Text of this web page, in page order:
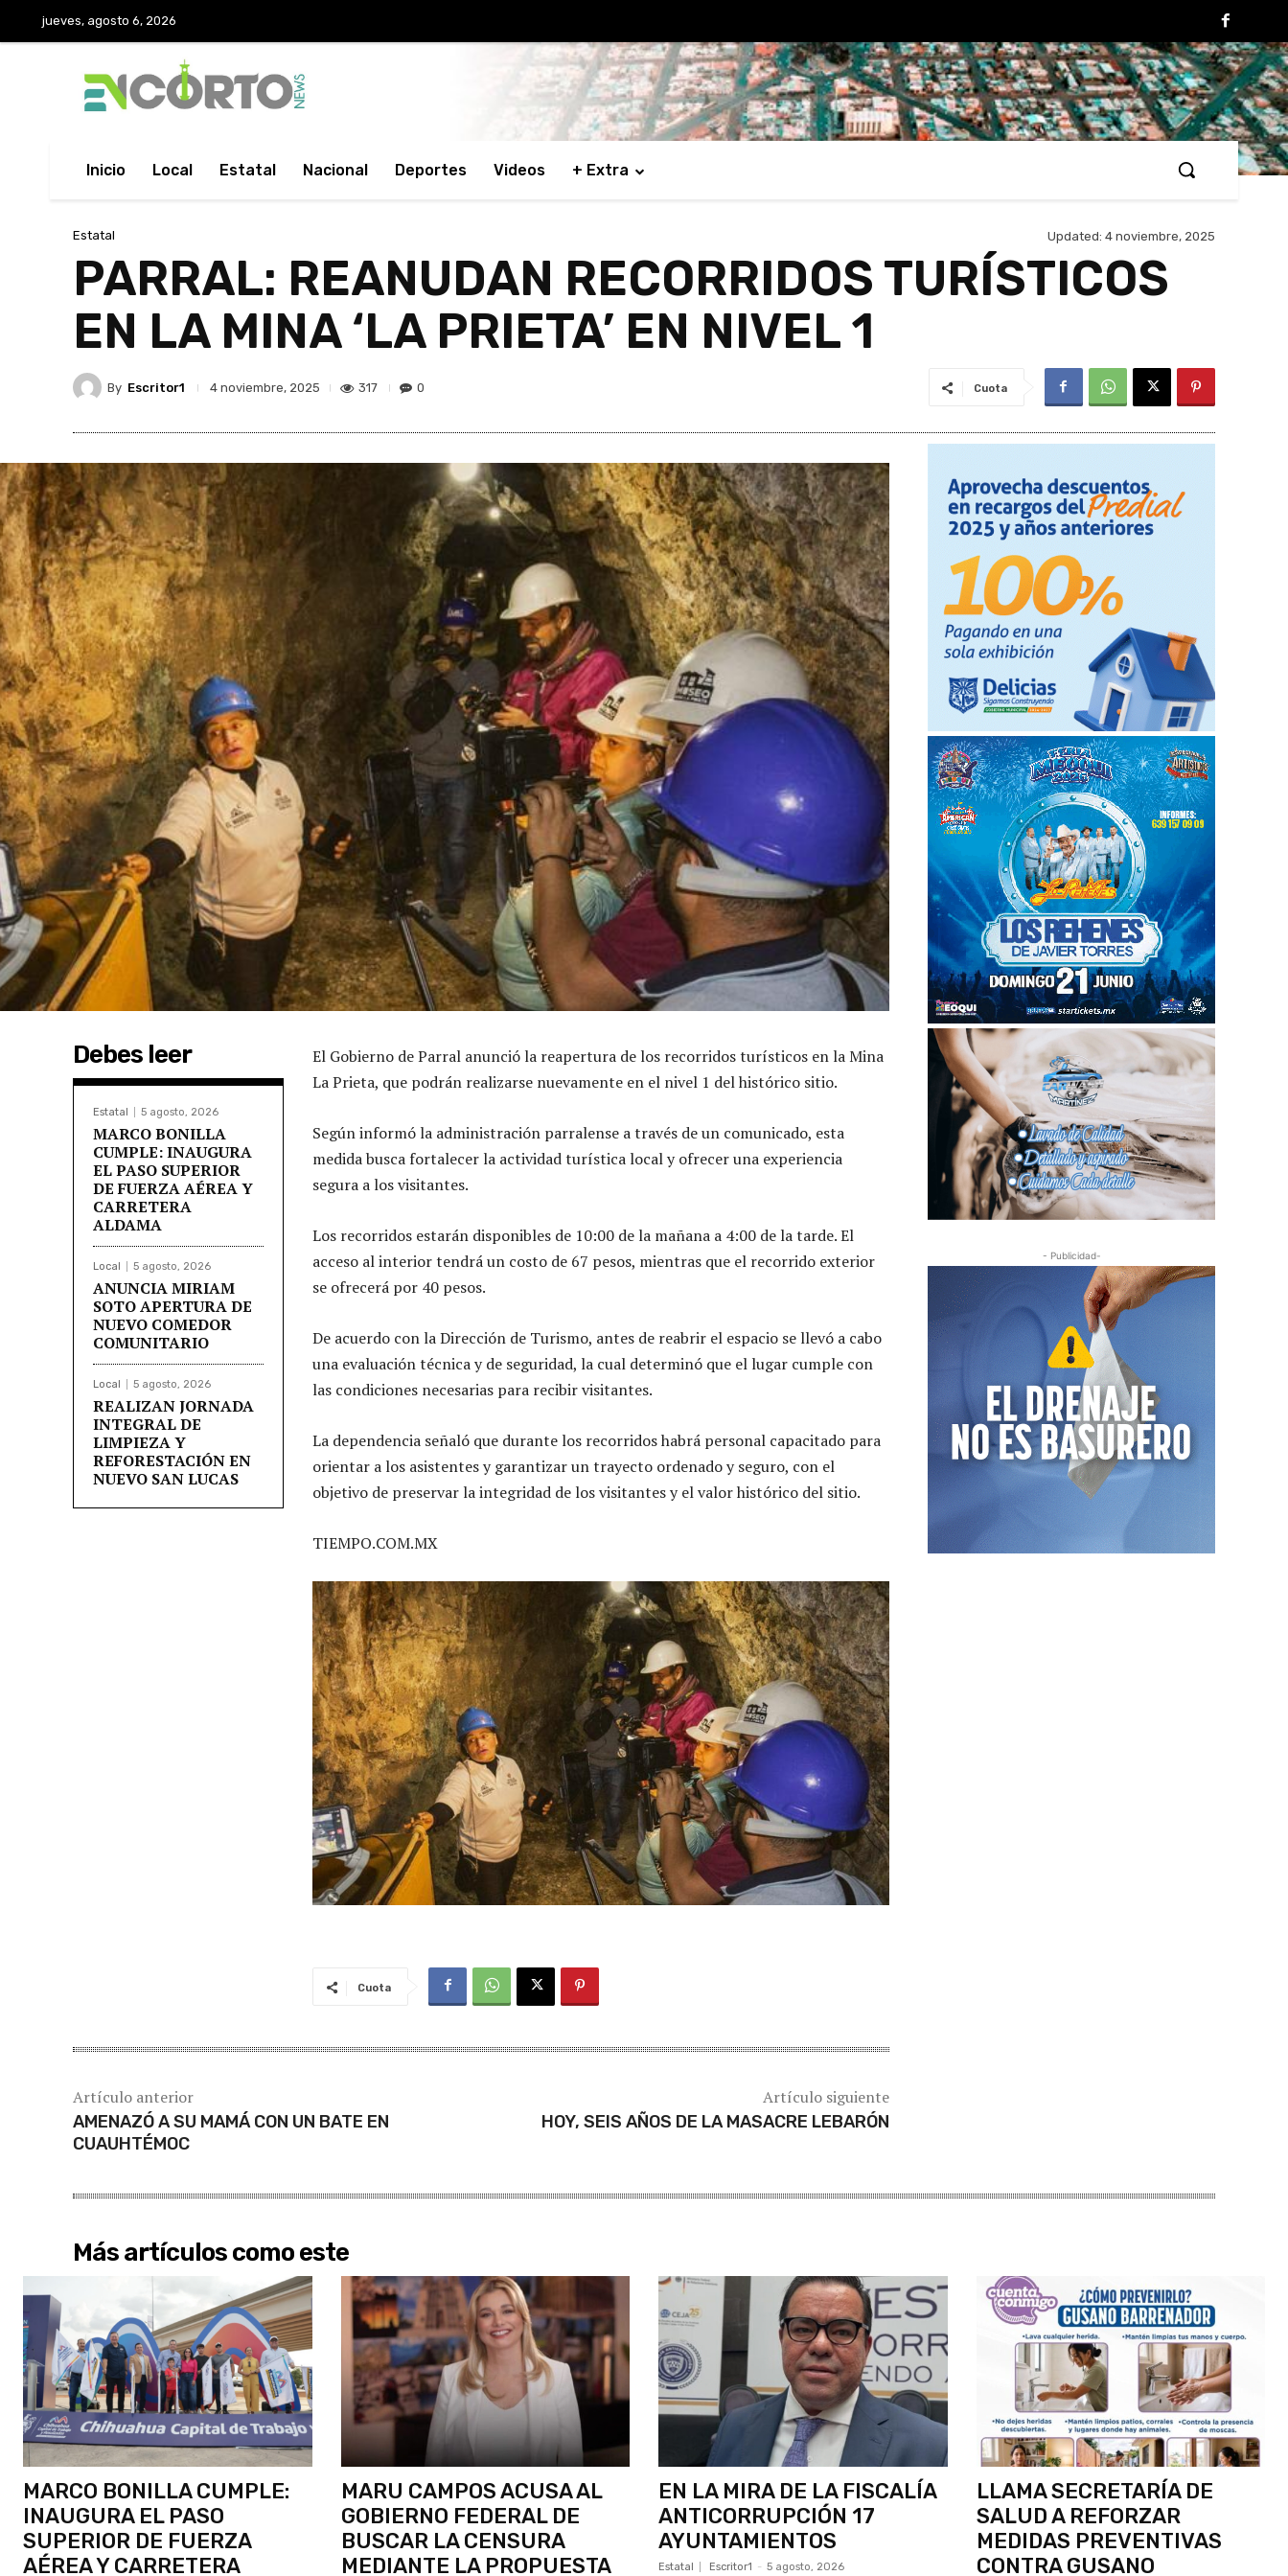
jueves, agosto 6, 2026
Inicio Local Estatal Nacional Deportes Videos + Extra
Estatal Updated: 4 noviembre, 2025
PARRAL: REANUDAN RECORRIDOS TURÍSTICOS
EN LA MINA ‘LA PRIETA’ EN NIVEL 1
By Escritor1 4 noviembre, 2025 317 0 Cuota
Debes leer
Estatal 5 agosto, 2026
MARCO BONILLA
CUMPLE: INAUGURA
EL PASO SUPERIOR
DE FUERZA AÉREA Y
CARRETERA
ALDAMA
Local 5 agosto, 2026
ANUNCIA MIRIAM
SOTO APERTURA DE
NUEVO COMEDOR
COMUNITARIO
Local 5 agosto, 2026
REALIZAN JORNADA
INTEGRAL DE
LIMPIEZA Y
REFORESTACIÓN EN
NUEVO SAN LUCAS
El Gobierno de Parral anunció la reapertura de los recorridos turísticos en la Mina
La Prieta, que podrán realizarse nuevamente en el nivel 1 del histórico sitio.
Según informó la administración parralense a través de un comunicado, esta
medida busca fortalecer la actividad turística local y ofrecer una experiencia
segura a los visitantes.
Los recorridos estarán disponibles de 10:00 de la mañana a 4:00 de la tarde. El
acceso al interior tendrá un costo de 67 pesos, mientras que el recorrido exterior
se ofrecerá por 40 pesos.
De acuerdo con la Dirección de Turismo, antes de reabrir el espacio se llevó a cabo
una evaluación técnica y de seguridad, la cual determinó que el lugar cumple con
las condiciones necesarias para recibir visitantes.
La dependencia señaló que durante los recorridos habrá personal capacitado para
orientar a los asistentes y garantizar un trayecto ordenado y seguro, con el
objetivo de preservar la integridad de los visitantes y el valor histórico del sitio.
TIEMPO.COM.MX
Cuota
Artículo anterior
AMENAZÓ A SU MAMÁ CON UN BATE EN
CUAUHTÉMOC
Artículo siguiente
HOY, SEIS AÑOS DE LA MASACRE LEBARÓN
- Publicidad-
Más artículos como este
MARCO BONILLA CUMPLE:
INAUGURA EL PASO
SUPERIOR DE FUERZA
AÉREA Y CARRETERA
MARU CAMPOS ACUSA AL
GOBIERNO FEDERAL DE
BUSCAR LA CENSURA
MEDIANTE LA PROPUESTA
EN LA MIRA DE LA FISCALÍA
ANTICORRUPCIÓN 17
AYUNTAMIENTOS
Estatal Escritor1 - 5 agosto, 2026
LLAMA SECRETARÍA DE
SALUD A REFORZAR
MEDIDAS PREVENTIVAS
CONTRA GUSANO